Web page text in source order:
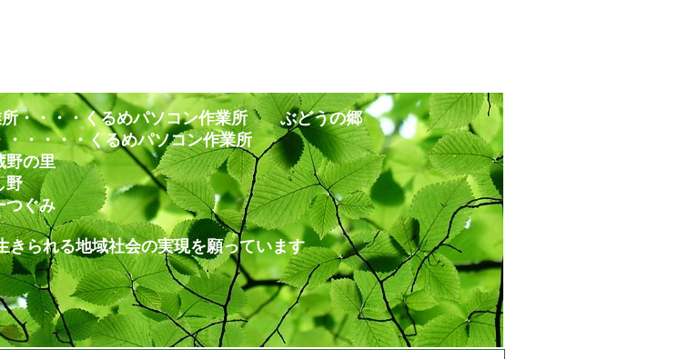
所・・・・くるめパソコン作業所 ぶどうの郷
るめパソコン作業所
里
み
域社会の実現を願っています